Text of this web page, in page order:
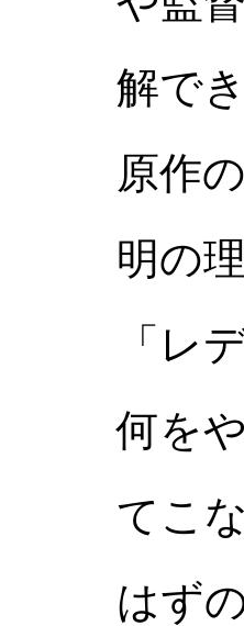
解で
原作
明の
「レ
何を
てこ
はず